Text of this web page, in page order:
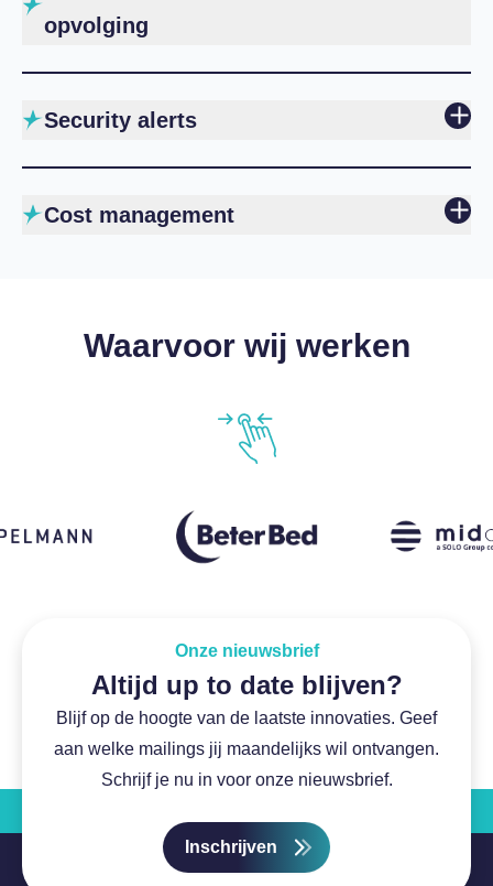
opvolging
Security alerts
Cost management
Waarvoor wij werken
Onze nieuwsbrief
Altijd up to date blijven?
Blijf op de hoogte van de laatste innovaties. Geef
aan welke mailings jij maandelijks wil ontvangen.
Schrijf je nu in voor onze nieuwsbrief.
Inschrijven